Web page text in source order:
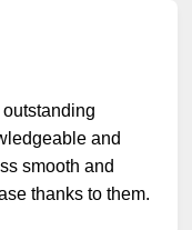
and
smooth and
thanks to them.